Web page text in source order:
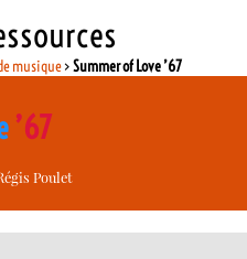
musique>Summer of Love ’67
’67
Poulet